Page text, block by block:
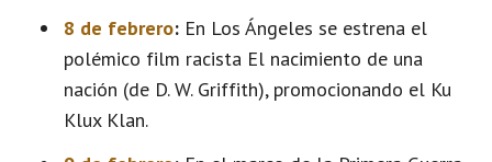
8 de febrero: En Los Ángeles se estrena el
polémico film racista El nacimiento de una
nación (de D. W. Griffith), promocionando el Ku
Klux Klan.